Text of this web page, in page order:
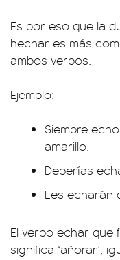
Es por eso que la
hechar es más
ambos verbos.
Ejemplo:
Siempre
amarillo.
Deberías
Les echarán
El verbo echar que
significa ‘añorar’,